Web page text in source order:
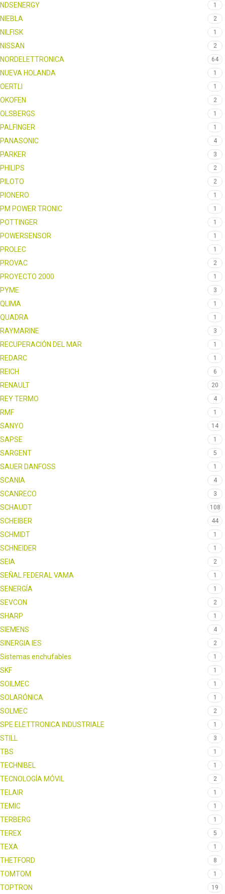
NDSENERGY 1
NIEBLA 2
NILFISK 1
NISSAN 2
NORDELETTRONICA 64
NUEVA HOLANDA 1
OERTLI 1
OKOFEN 2
OLSBERGS 1
PALFINGER 1
PANASONIC 4
PARKER 3
PHILIPS 2
PILOTO 2
PIONERO 1
PM POWER TRONIC 1
POTTINGER 1
POWERSENSOR 1
PROLEC 1
PROVAC 2
PROYECTO 2000 1
PYME 3
QLIMA 1
QUADRA 1
RAYMARINE 3
RECUPERACIÓN DEL MAR 1
REDARC 1
REICH 6
RENAULT 20
REY TERMO 4
RMF 1
SANYO 14
SAPSE 1
SARGENT 5
SAUER DANFOSS 1
SCANIA 4
SCANRECO 3
SCHAUDT 108
SCHEIBER 44
SCHMIDT 1
SCHNEIDER 1
SEIA 2
SEÑAL FEDERAL VAMA 1
SENERGÍA 1
SEVCON 2
SHARP 1
SIEMENS 4
SINERGIA IES 2
Sistemas enchufables 1
SKF 1
SOILMEC 1
SOLARÓNICA 1
SOLMEC 2
SPE ELETTRONICA INDUSTRIALE 1
STILL 3
TBS 1
TECHNIBEL 1
TECNOLOGÍA MÓVIL 2
TELAIR 1
TEMIC 1
TERBERG 1
TEREX 5
TEXA 1
THETFORD 8
TOMTOM 1
TOPTRON 19